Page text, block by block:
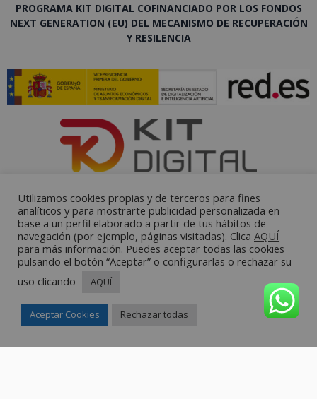
PROGRAMA KIT DIGITAL COFINANCIADO POR LOS FONDOS
NEXT GENERATION (EU) DEL MECANISMO DE RECUPERACIÓN
Y RESILENCIA
Utilizamos cookies propias y de terceros para fines
analíticos y para mostrarte publicidad personalizada en
base a un perfil elaborado a partir de tus hábitos de
navegación (por ejemplo, páginas visitadas). Clica AQUÍ
para más información. Puedes aceptar todas las cookies
pulsando el botón “Aceptar” o configurarlas o rechazar su
uso clicando
AQUÍ
Aceptar Cookies Rechazar todas